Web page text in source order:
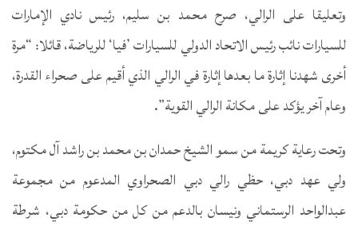
وتعليقا على الرالي، صرح محمد بن سليم، رئيس نادي الإمارات
للسيارات نائب رئيس الاتحاد الدولي للسيارات ’فيا‘ للرياضة، قائلا: “مرة
أخرى شهدنا إثارة ما بعدها إثارة في الرالي الذي أقيم على صحراء القدرة،
وعام آخر يؤكد على مكانة الرالي القوية”.
وتحت رعاية كريمة من سمو الشيخ حمدان بن محمد بن راشد آل مكتوم،
ولي عهد دبي، حظي رالي دبي الصحراوي المدعوم من مجموعة
عبدالواحد الرستماني ونيسان بالدعم من كل من حكومة دبي، شرطة